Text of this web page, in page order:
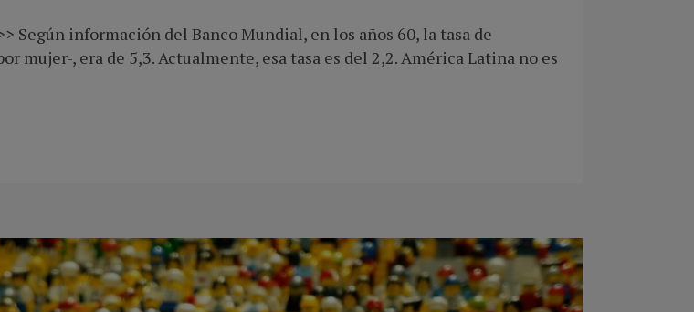
Según información del Banco Mundial, en los años 60, la tasa de
mujer-, era de 5,3. Actualmente, esa tasa es del 2,2. América Latina no es